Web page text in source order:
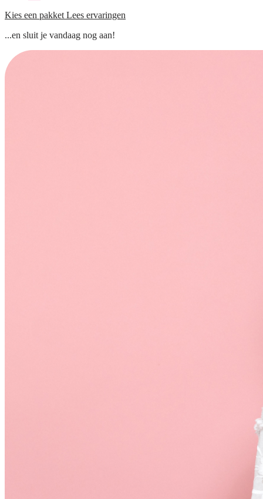
Kies een pakket Lees ervaringen
...en sluit je vandaag nog aan!